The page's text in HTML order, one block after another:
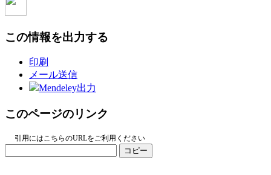
この情報を出力する
印刷
メール送信
Mendeley出力
このページのリンク
引用にはこちらのURLをご利用ください
コピー